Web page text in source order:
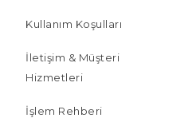
Kullanım Koşulları
İletişim & Müşteri
Hizmetleri
İşlem Rehberi